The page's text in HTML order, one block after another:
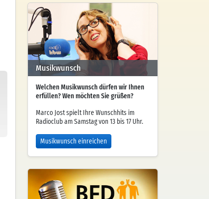
Musikwunsch
Welchen Musikwunsch dürfen wir Ihnen
erfüllen? Wen möchten Sie grüßen?
Marco Jost spielt Ihre Wunschhits im
Radioclub am Samstag von 13 bis 17 Uhr.
Musikwunsch einreichen